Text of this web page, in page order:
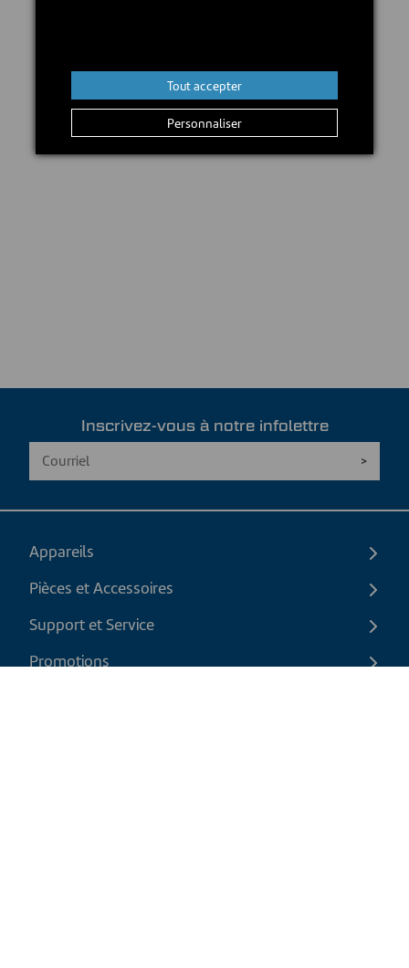
Inscrivez-vous à notre infolettre
Appareils
Pièces et Accessoires
Support et Service
Promotions
Personnaliser
Tout accepter